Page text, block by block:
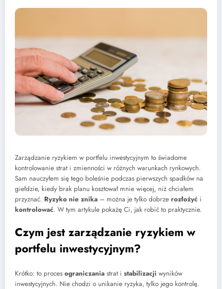
Zarządzanie ryzykiem w portfelu inwestycyjnym to świadome
kontrolowanie strat i zmienności w różnych warunkach rynkowych.
Sam nauczyłem się tego boleśnie podczas pierwszych spadków na
giełdzie, kiedy brak planu kosztował mnie więcej, niż chciałem
przyznać. Ryzyko nie znika – można je tylko dobrze rozłożyć i
kontrolować. W tym artykule pokażę Ci, jak robić to praktycznie.
Czym jest zarządzanie ryzykiem w
portfelu inwestycyjnym?
Krótko: to proces ograniczania strat i stabilizacji wyników
inwestycyjnych. Nie chodzi o unikanie ryzyka, tylko jego kontrolę.